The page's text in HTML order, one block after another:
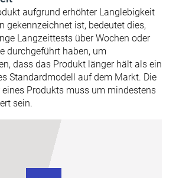
aufgrund erhöhter Langlebigkeit
gekennzeichnet ist, bedeutet dies,
Langzeittests über Wochen oder
durchgeführt haben, um
dass das Produkt länger hält als ein
Standardmodell auf dem Markt. Die
eines Produkts muss um mindestens
sein.